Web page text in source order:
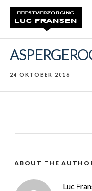
24 OKTOBER 2016
ABOUT THE
Luc